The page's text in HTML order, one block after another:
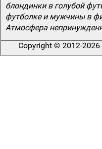
блондинки в голубой
футболке и мужчины в
Атмосфера
Copyright © 2012-